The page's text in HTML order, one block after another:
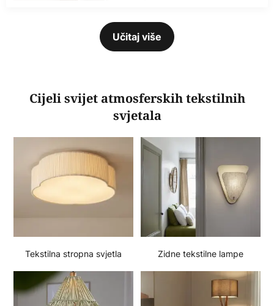
Učitaj više
Cijeli svijet atmosferskih tekstilnih
svjetala
Tekstilna stropna svjetla Zidne tekstilne lampe